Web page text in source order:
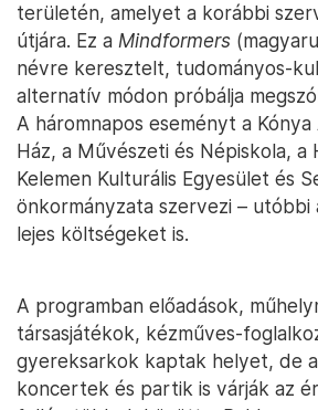
területén, amelyet a korábbi
útjára. Ez a Mindformers
névre keresztelt, tudományos-
alternatív módon próbálja
A háromnapos eseményt a
Ház, a Művészeti és Népiskola, a
Kelemen Kulturális Egyesület és
önkormányzata szervezi – utóbbi
lejes költségeket is.
A programban előadások,
társasjátékok, kézműves-
gyereksarkok kaptak helyet, de
koncertek és partik is várják az